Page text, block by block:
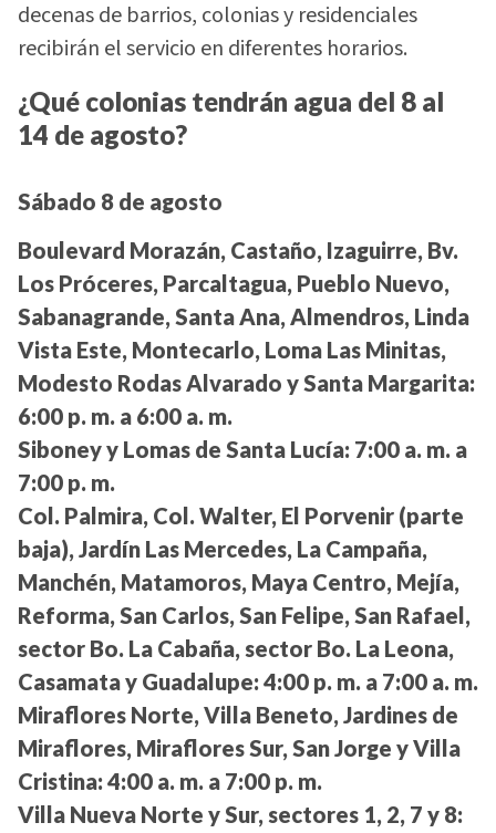
decenas de barrios, colonias y residenciales
recibirán el servicio en diferentes horarios.
¿Qué colonias tendrán agua del 8 al
14 de agosto?
Sábado 8 de agosto
Boulevard Morazán, Castaño, Izaguirre, Bv.
Los Próceres, Parcaltagua, Pueblo Nuevo,
Sabanagrande, Santa Ana, Almendros, Linda
Vista Este, Montecarlo, Loma Las Minitas,
Modesto Rodas Alvarado y Santa Margarita:
6:00 p. m. a 6:00 a. m.
Siboney y Lomas de Santa Lucía: 7:00 a. m. a
7:00 p. m.
Col. Palmira, Col. Walter, El Porvenir (parte
baja), Jardín Las Mercedes, La Campaña,
Manchén, Matamoros, Maya Centro, Mejía,
Reforma, San Carlos, San Felipe, San Rafael,
sector Bo. La Cabaña, sector Bo. La Leona,
Casamata y Guadalupe: 4:00 p. m. a 7:00 a. m.
Miraflores Norte, Villa Beneto, Jardines de
Miraflores, Miraflores Sur, San Jorge y Villa
Cristina: 4:00 a. m. a 7:00 p. m.
Villa Nueva Norte y Sur, sectores 1, 2, 7 y 8: